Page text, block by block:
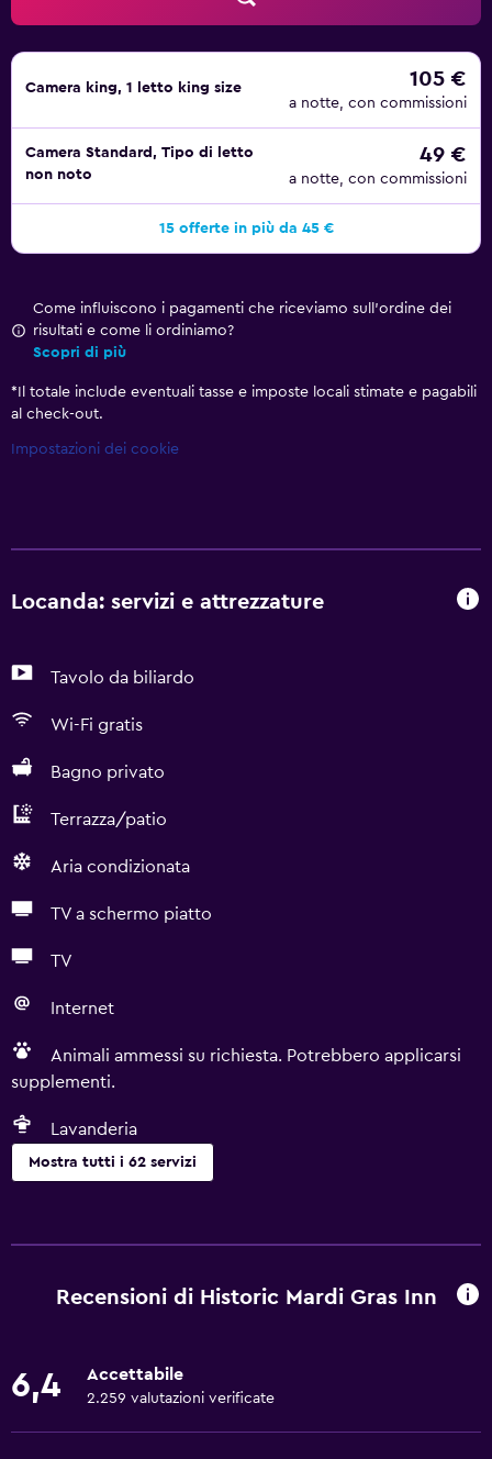
Camera king, 1 letto king size 105 €
a notte, con commissioni
Camera Standard, Tipo di letto
non noto
49 €
a notte, con commissioni
15 offerte in più da 45 €
Come influiscono i pagamenti che riceviamo sull'ordine dei
risultati e come li ordiniamo?
Scopri di più
* Il totale include eventuali tasse e imposte locali stimate e pagabili
al check-out.
Impostazioni dei cookie
Locanda: servizi e attrezzature
Tavolo da biliardo
Wi-Fi gratis
Bagno privato
Terrazza/patio
Aria condizionata
TV a schermo piatto
TV
Internet
Animali ammessi su richiesta. Potrebbero applicarsi
supplementi.
Lavanderia
Mostra tutti i 62 servizi
Wi-Fi gratis
Asciugamani
Recensioni di Historic Mardi Gras Inn
6,4 Accettabile
2.259 valutazioni verificate